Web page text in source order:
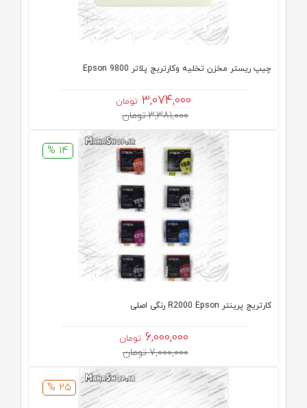
چیپ ریستر مخزن تخلیه وکارتریج پلاتر Epson 9800
3,074,000 تومان
3,381,000 تومان
14 %
کارتریج پرینتر R2000 Epson رنگی اصلی
6,000,000 تومان
7,000,000 تومان
25 %